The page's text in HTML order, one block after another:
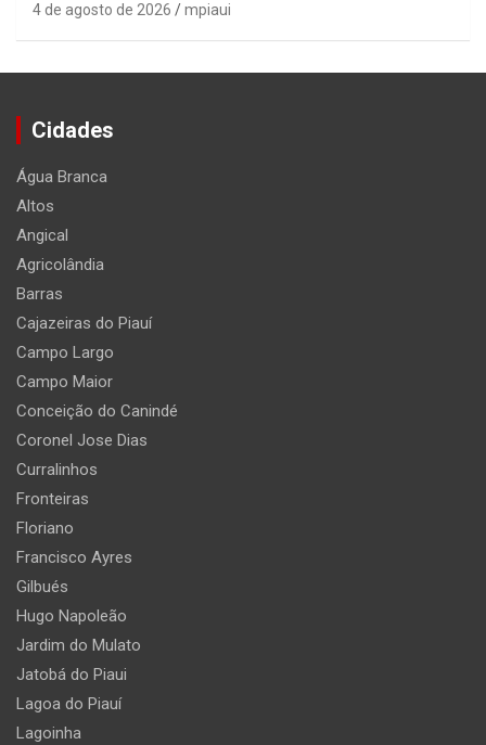
4 de agosto de 2026 mpiaui
Cidades
Água Branca
Altos
Angical
Agricolândia
Barras
Cajazeiras do Piauí
Campo Largo
Campo Maior
Conceição do Canindé
Coronel Jose Dias
Curralinhos
Fronteiras
Floriano
Francisco Ayres
Gilbués
Hugo Napoleão
Jardim do Mulato
Jatobá do Piaui
Lagoa do Piauí
Lagoinha